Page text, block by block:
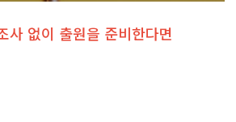
사 없이 출원을 준비한다면